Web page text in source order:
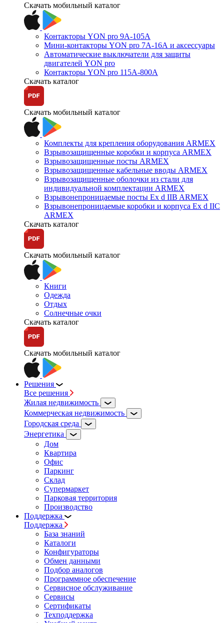
Скачать мобильный каталог
Контакторы YON pro 9А-105А
Мини-контакторы YON pro 7А-16А и аксессуары
Автоматические выключатели для защиты
двигателей YON pro
Контакторы YON pro 115А-800А
Скачать каталог
Скачать мобильный каталог
Комплекты для крепления оборудования ARMEX
Взрывозащищенные коробки и корпуса ARMEX
Взрывозащищенные посты ARMEX
Взрывозащищенные кабельные вводы ARMEX
Взрывозащищенные оболочки из стали для
индивидуальной комплектации ARMEX
Взрывонепроницаемые посты Ex d IIB ARMEX
Взрывонепроницаемые коробки и корпуса Ex d IIС
ARMEX
Скачать каталог
Скачать мобильный каталог
Книги
Одежда
Отдых
Солнечные очки
Скачать каталог
Скачать мобильный каталог
Решения
Все решения
Жилая недвижимость
Коммерческая недвижимость
Городская среда
Энергетика
Дом
Квартира
Офис
Паркинг
Склад
Супермаркет
Парковая территория
Производство
Поддержка
Поддержка
База знаний
Каталоги
Конфигураторы
Обмен данными
Подбор аналогов
Программное обеспечение
Сервисное обслуживание
Сервисы
Сертификаты
Техподдержка